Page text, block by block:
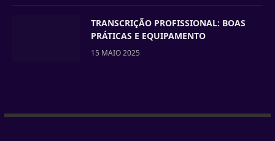
TRANSCRIÇÃO PROFISSIONAL: BOAS
PRÁTICAS E EQUIPAMENTO
15 MAIO 2025